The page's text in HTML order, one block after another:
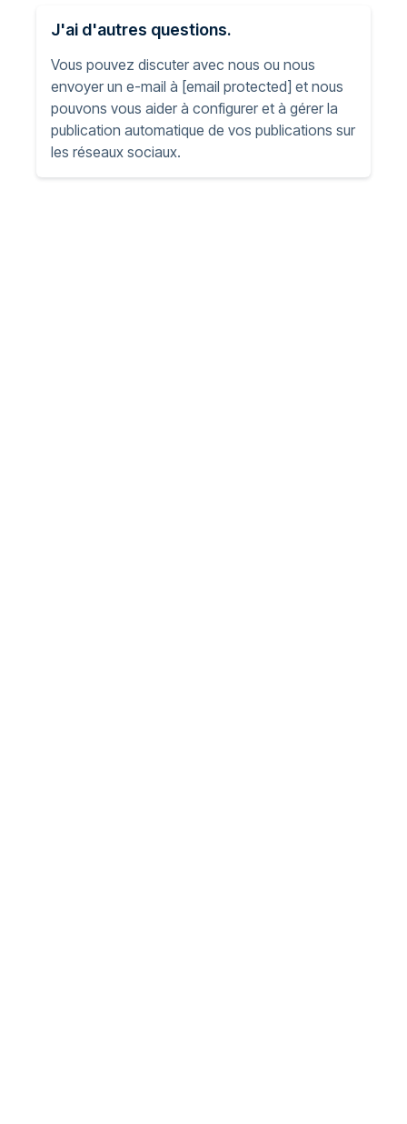
J'ai d'autres questions.
Vous pouvez discuter avec nous ou nous
envoyer un e-mail à [email protected] et nous
pouvons vous aider à configurer et à gérer la
publication automatique de vos publications sur
les réseaux sociaux.